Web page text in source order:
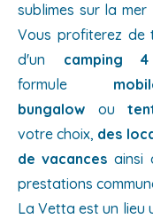
sublimes sur la mer
Vous profiterez de
d'un camping
formule
bungalowou
votre choix, des
de vacances ainsi
prestations
La Vetta est un lieu